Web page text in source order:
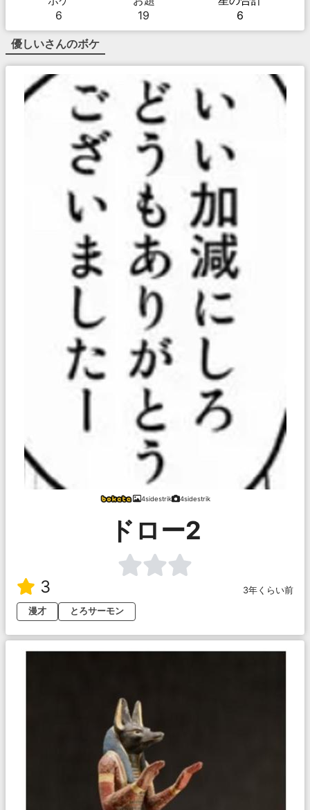
6
19
6
優しいさんのボケ
4sidestrik 4sidestrik
ドロー2
3
3年くらい前
漫才
とろサーモン